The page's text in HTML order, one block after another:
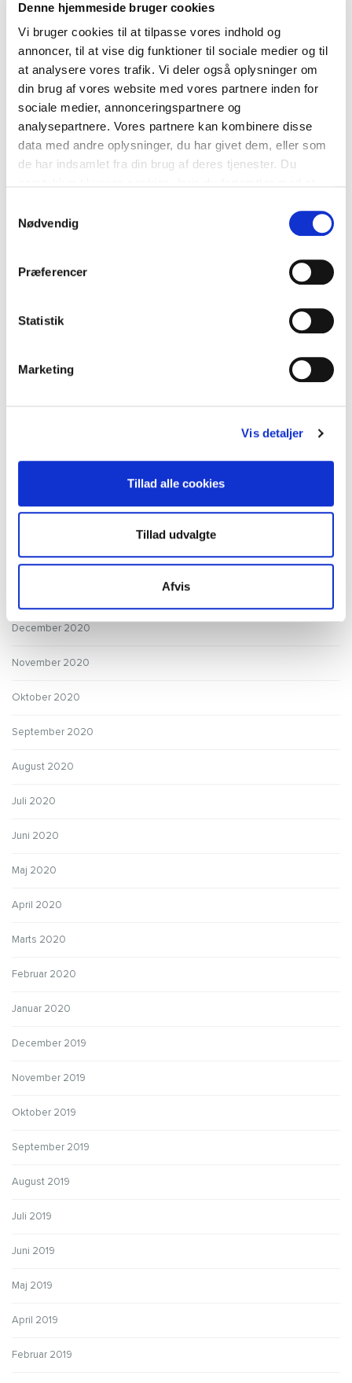
Denne hjemmeside bruger cookies
Vi bruger cookies til at tilpasse vores indhold og
annoncer, til at vise dig funktioner til sociale medier og til
at analysere vores trafik. Vi deler også oplysninger om
din brug af vores website med vores partnere inden for
sociale medier, annonceringspartnere og
analysepartnere. Vores partnere kan kombinere disse
data med andre oplysninger, du har givet dem, eller som
de har indsamlet fra din brug af deres tjenester. Du
Nødvendig
Præferencer
Statistik
Marketing
Vis detaljer
Tillad alle cookies
Tillad udvalgte
Afvis
Juli 2022
Juni 2022
Maj 2022
April 2022
Marts 2022
September 2021
Februar 2021
December 2020
November 2020
Oktober 2020
September 2020
August 2020
Juli 2020
Juni 2020
Maj 2020
April 2020
Marts 2020
Februar 2020
Januar 2020
December 2019
November 2019
Oktober 2019
September 2019
August 2019
Juli 2019
Juni 2019
Maj 2019
April 2019
Februar 2019